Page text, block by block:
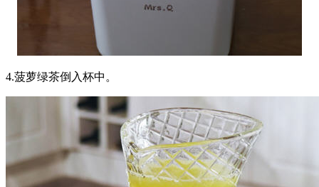
4.菠萝绿茶倒入杯中。